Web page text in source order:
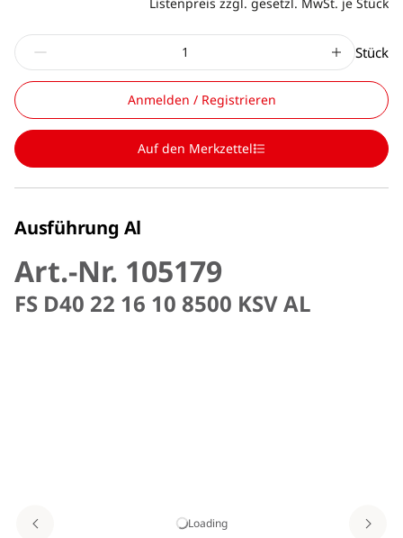
Stück
Anmelden / Registrieren
Auf den Merkzettel
Ausführung Al
Art.-Nr. 105179
FS D40 22 16 10 8500 KSV AL
Loading